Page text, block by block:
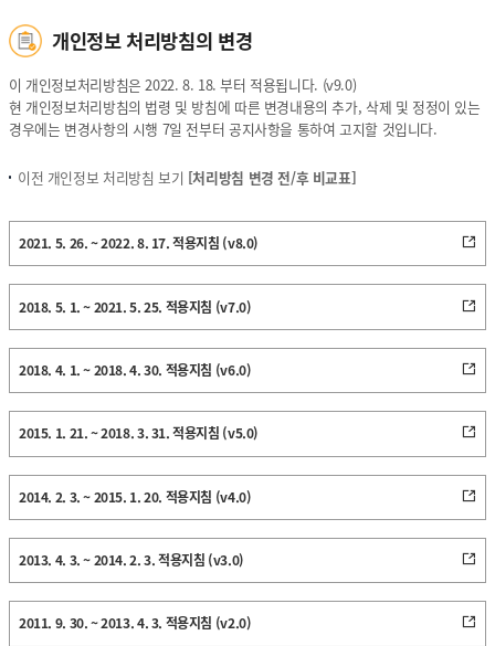
개인정보 처리방침의 변경
이 개인정보처리방침은 2022. 8. 18. 부터 적용됩니다. (v9.0)
현 개인정보처리방침의 법령 및 방침에 따른 변경내용의 추가, 삭제 및 정정이 있는
경우에는 변경사항의 시행 7일 전부터 공지사항을 통하여 고지할 것입니다.
이전 개인정보 처리방침 보기 [처리방침 변경 전/후 비교표]
2021. 5. 26. ~ 2022. 8. 17. 적용지침 (v8.0)
2018. 5. 1. ~ 2021. 5. 25. 적용지침 (v7.0)
2018. 4. 1. ~ 2018. 4. 30. 적용지침 (v6.0)
2015. 1. 21. ~ 2018. 3. 31. 적용지침 (v5.0)
2014. 2. 3. ~ 2015. 1. 20. 적용지침 (v4.0)
2013. 4. 3. ~ 2014. 2. 3. 적용지침 (v3.0)
2011. 9. 30. ~ 2013. 4. 3. 적용지침 (v2.0)